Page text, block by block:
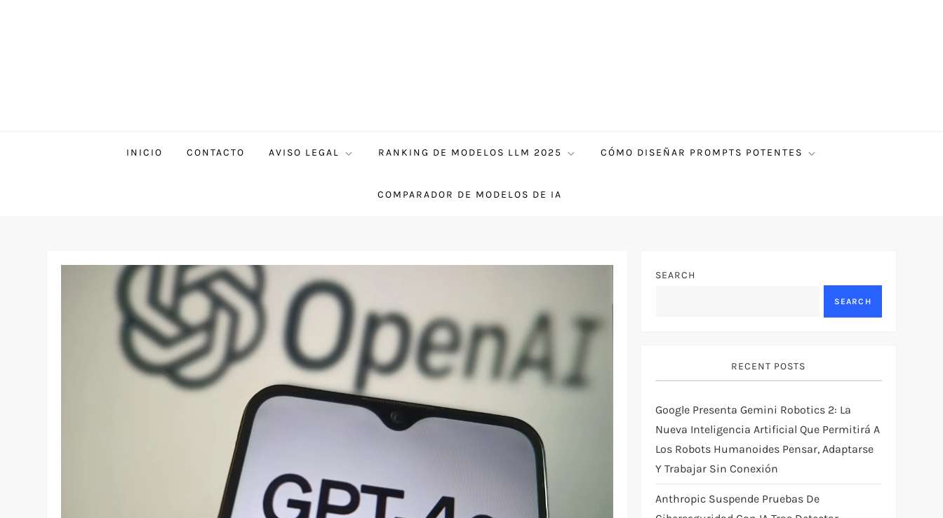
INICIO CONTACTO AVISO LEGAL RANKING DE MODELOS LLM 2025 CÓMO DISEÑAR PROMPTS POTENTES
COMPARADOR DE MODELOS DE IA
SEARCH
SEARCH
RECENT POSTS
Google Presenta Gemini Robotics 2: La
Nueva Inteligencia Artificial Que Permitirá A
Los Robots Humanoides Pensar, Adaptarse
Y Trabajar Sin Conexión
Anthropic Suspende Pruebas De